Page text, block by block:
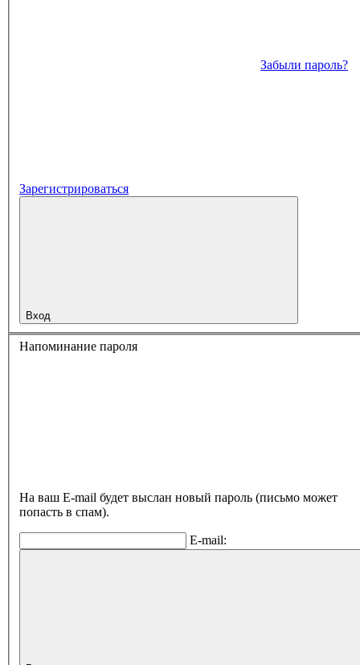
Забыли пароль?
Зарегистрироваться
Вход
Напоминание пароля
На ваш E-mail будет выслан новый пароль (письмо может
попасть в спам).
E-mail: